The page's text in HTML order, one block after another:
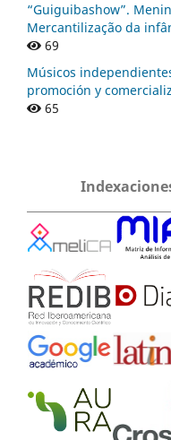
“Guiguibashow”.
Mercantilização da
69
Músicos
promoción y
65